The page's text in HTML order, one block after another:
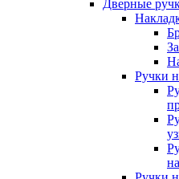
Дверные
Ручки